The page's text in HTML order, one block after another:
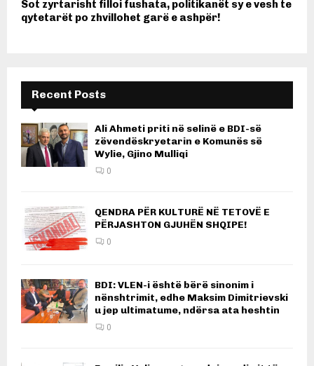
Sot zyrtarisht filloi fushata, politikanët sy e vesh te
qytetarët po zhvillohet garë e ashpër!
Recent Posts
Ali Ahmeti priti në selinë e BDI-së
zëvendëskryetarin e Komunës së
Wylie, Gjino Mulliqi
0
QENDRA PËR KULTURË NË TETOVË E
PËRJASHTON GJUHËN SHQIPE!
0
BDI: VLEN-i është bërë sinonim i
nënshtrimit, edhe Maksim Dimitrievski
u jep ultimatume, ndërsa ata heshtin
0